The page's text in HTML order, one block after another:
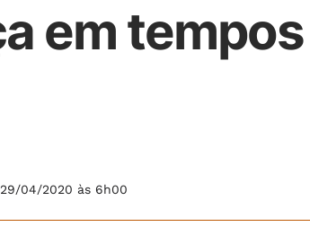
em
04/2020 às 6h00